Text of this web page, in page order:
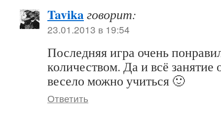
Tavikaговорит:
23.01.2013 в 19:54
Последняя игра очень
количеством. Да и всё занятие
весело можно учиться 🙂
Ответить